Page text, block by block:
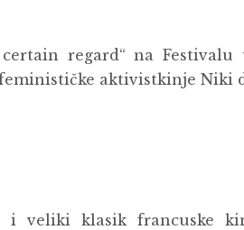
regard“ na Festivalu
aktivistkinje Niki
veliki klasik francuske